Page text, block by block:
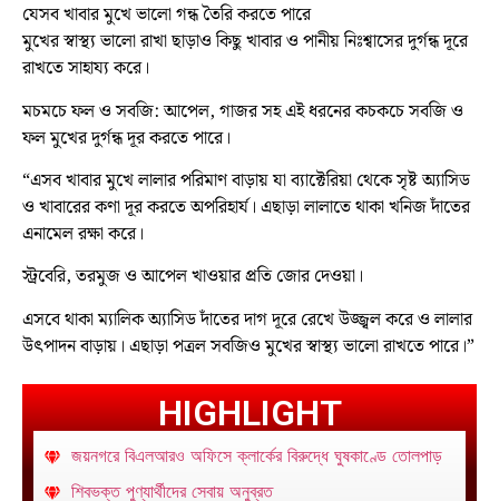
যেসব খাবার মুখে ভালো গন্ধ তৈরি করতে পারে
মুখের স্বাস্থ্য ভালো রাখা ছাড়াও কিছু খাবার ও পানীয় নিঃশ্বাসের দুর্গন্ধ দূরে
রাখতে সাহায্য করে।
মচমচে ফল ও সবজি: আপেল, গাজর সহ এই ধরনের কচকচে সবজি ও
ফল মুখের দুর্গন্ধ দূর করতে পারে।
“এসব খাবার মুখে লালার পরিমাণ বাড়ায় যা ব্যাক্টেরিয়া থেকে সৃষ্ট অ্যাসিড
ও খাবারের কণা দূর করতে অপরিহার্য। এছাড়া লালাতে থাকা খনিজ দাঁতের
এনামেল রক্ষা করে।
স্ট্রবেরি, তরমুজ ও আপেল খাওয়ার প্রতি জোর দেওয়া।
এসবে থাকা ম্যালিক অ্যাসিড দাঁতের দাগ দূরে রেখে উজ্জ্বল করে ও লালার
উৎপাদন বাড়ায়। এছাড়া পত্রল সবজিও মুখের স্বাস্থ্য ভালো রাখতে পারে।”
HIGHLIGHT
জয়নগরে বিএলআরও অফিসে ক্লার্কের বিরুদ্ধে ঘুষকাণ্ডে তোলপাড়
শিবভক্ত পুণ্যার্থীদের সেবায় অনুব্রত